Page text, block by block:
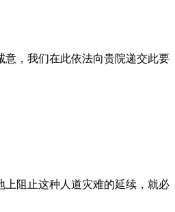
，我们在此依法向贵院递交此要
阻止这种人道灾难的延续，就必